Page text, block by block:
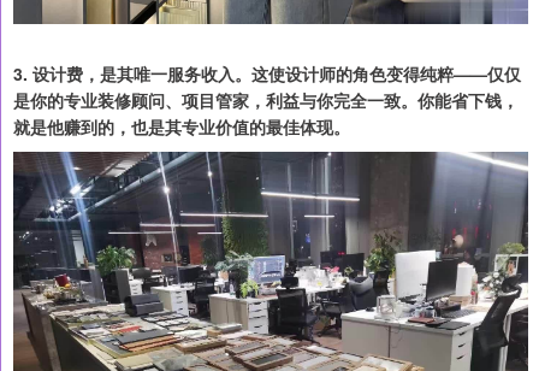
3. 设计费，是其唯一服务收入。这使设计师的角色变得纯粹——仅仅
是你的专业装修顾问、项目管家，利益与你完全一致。你能省下钱，
就是他赚到的，也是其专业价值的最佳体现。